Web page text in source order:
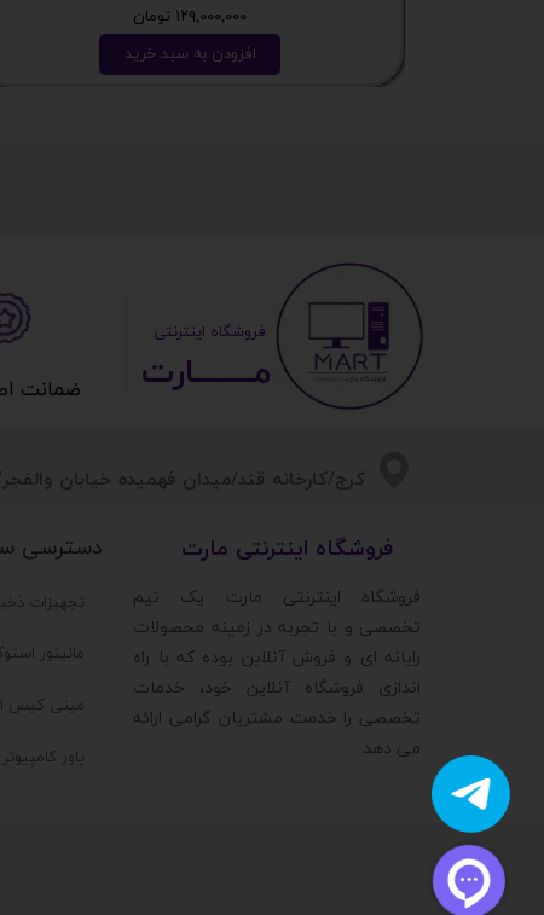
۱۲۹,۰۰۰,۰۰۰ تومان
افزودن به سبد خرید
​​کرج/کارخانه قند/میدان فهمیده خیابان
تجهیزات
مانیتور
مینی کیس
پاور
دسترسی ​فروشگاه اینترنتی مارت
​فروشگاه اینترنتی مارت یک تیم
تخصصی و با تجربه در زمینه محصولات
رایانه ای و فروش آنلاین بوده که با راه
اندازی فروشگاه آنلاین خود، خدمات
تخصصی را خدمت مشتریان گرامی ارائه
می دهد.
مــــــــارت​​​​​​
​ ​فروشگاه اینترنتی
ضمانت